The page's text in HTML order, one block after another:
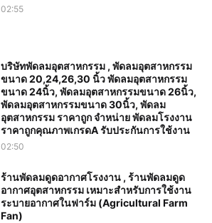
02:55
บริษัทพัดลมอุตสาหกรรม , พัดลมอุตสาหกรรม
ขนาด 20,24,26,30 นิ้ว พัดลมอุตสาหกรรม
ขนาด 24นิ้ว, พัดลมอุตสาหกรรมขนาด 26นิ้ว,
พัดลมอุตสาหกรรมขนาด 30นิ้ว, พัดลม
อุตสาหกรรม ราคาถูก จำหน่าย พัดลมโรงงาน
ราคาถูกคุณภาพเกรดA รับประกันการใช้งาน‎
02:50
ร้านพัดลมดูดอากาศโรงงาน , ร้านพัดลมดูด
อากาศอุตสาหกรรม เหมาะสำหรับการใช้งาน
ระบายอากาศในฟาร์ม (Agricultural Farm
Fan)